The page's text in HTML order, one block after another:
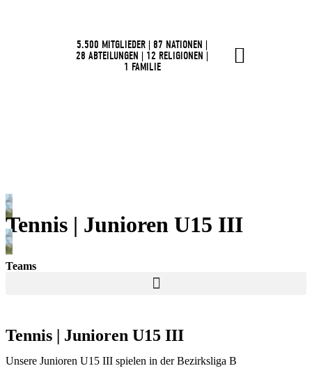
5.500 MITGLIEDER | 87 NATIONEN |
28 ABTEILUNGEN | 12 RELIGIONEN |
1 FAMILIE
Tennis | Junioren U15 III
Teams
Tennis | Junioren U15 III
Unsere Junioren U15 III spielen in der Bezirksliga B